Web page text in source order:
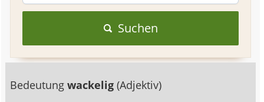
Suchen
Bedeutungwackelig(Adjektiv)